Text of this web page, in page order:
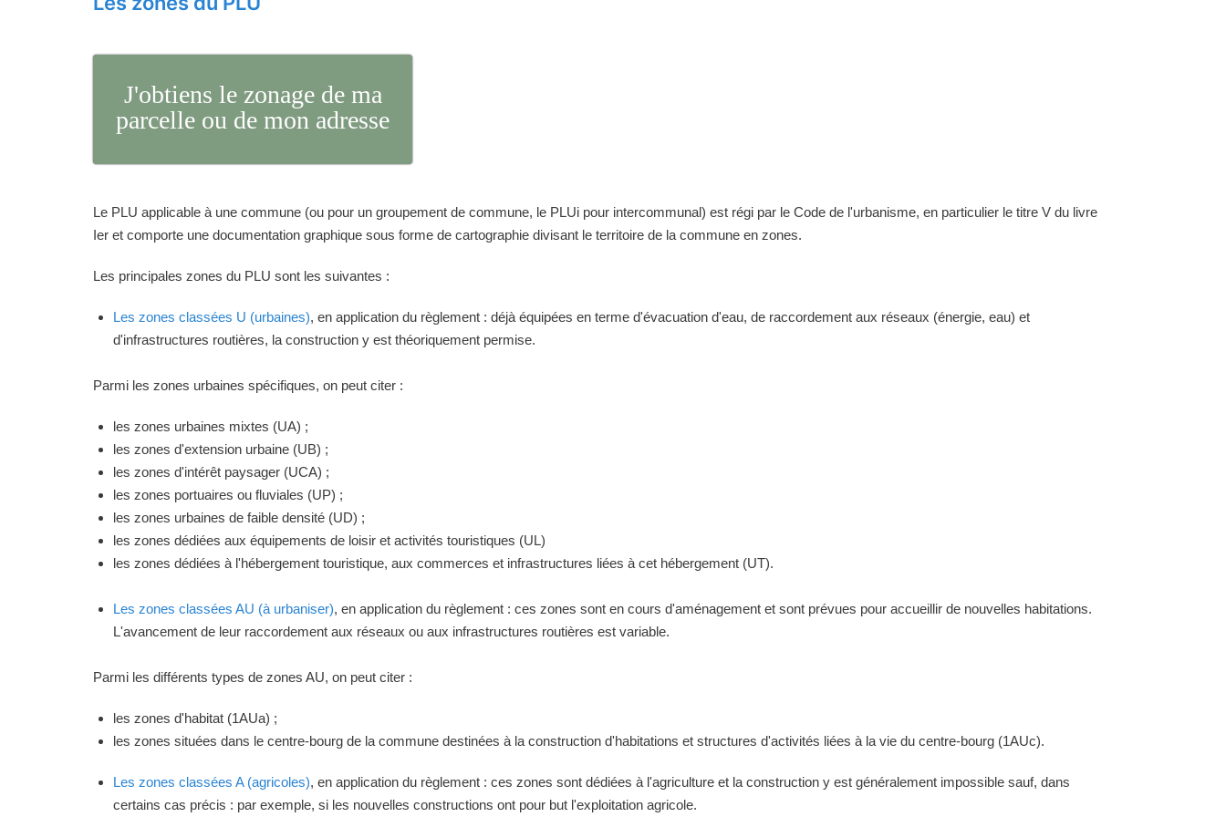
J'obtiens le zonage de ma
parcelle ou de mon adresse
Le PLU applicable à une commune (ou pour un groupement de commune, le PLUi pour intercommunal) est régi par le Code de l'urbanisme, en particulier le titre V du livre
Ier et comporte une documentation graphique sous forme de cartographie divisant le territoire de la commune en zones.
Les principales zones du PLU sont les suivantes :
Les zones classées U (urbaines), en application du règlement : déjà équipées en terme d'évacuation d'eau, de raccordement aux réseaux (énergie, eau) et
d'infrastructures routières, la construction y est théoriquement permise.
Parmi les zones urbaines spécifiques, on peut citer :
les zones urbaines mixtes (UA) ;
les zones d'extension urbaine (UB) ;
les zones d'intérêt paysager (UCA) ;
les zones portuaires ou fluviales (UP) ;
les zones urbaines de faible densité (UD) ;
les zones dédiées aux équipements de loisir et activités touristiques (UL)
les zones dédiées à l'hébergement touristique, aux commerces et infrastructures liées à cet hébergement (UT).
Les zones classées AU (à urbaniser), en application du règlement : ces zones sont en cours d'aménagement et sont prévues pour accueillir de nouvelles habitations.
L'avancement de leur raccordement aux réseaux ou aux infrastructures routières est variable.
Parmi les différents types de zones AU, on peut citer :
les zones d'habitat (1AUa) ;
les zones situées dans le centre-bourg de la commune destinées à la construction d'habitations et structures d'activités liées à la vie du centre-bourg (1AUc).
Les zones classées A (agricoles), en application du règlement : ces zones sont dédiées à l'agriculture et la construction y est généralement impossible sauf, dans
certains cas précis : par exemple, si les nouvelles constructions ont pour but l'exploitation agricole.